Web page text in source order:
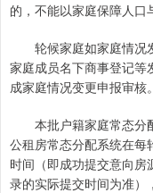
的，不能以家庭保障人口
轮候家庭如家庭情况发
家庭成员名下商事登记等
成家庭情况变更申报审核。
本批户籍家庭常态分配
公租房常态分配系统在每
时间（即成功提交意向
录的实际提交时间为准）